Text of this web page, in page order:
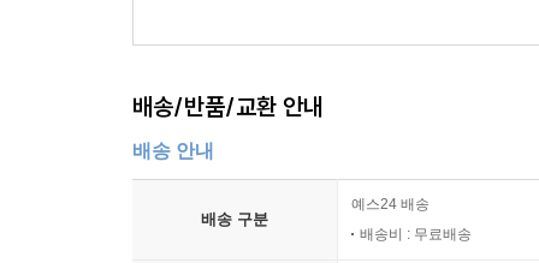
배송/반품/교환 안내
배송 안내
배송 구분
예스24 배송
배송비 : 무료배송